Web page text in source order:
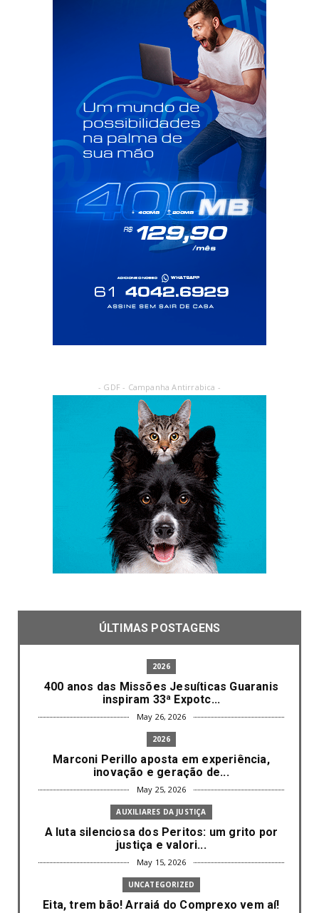
- GDF - Campanha Antirrabica -
ÚLTIMAS POSTAGENS
2026
400 anos das Missões Jesuíticas Guaranis
inspiram 33ª Expotc...
May 26, 2026
2026
Marconi Perillo aposta em experiência,
inovação e geração de...
May 25, 2026
AUXILIARES DA JUSTIÇA
A luta silenciosa dos Peritos: um grito por
justiça e valori...
May 15, 2026
UNCATEGORIZED
Eita, trem bão! Arraiá do Comprexo vem aí!